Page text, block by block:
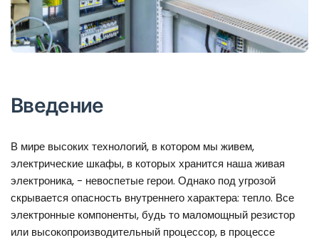
Введение
В мире высоких технологий, в котором мы живем,
электрические шкафы, в которых хранится наша живая
электроника, - невоспетые герои. Однако под угрозой
скрывается опасность внутреннего характера: тепло. Все
электронные компоненты, будь то маломощный резистор
или высокопроизводительный процессор, в процессе